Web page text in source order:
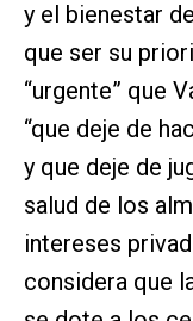
y el bienestar
que ser su
“urgente” que
“que deje de
y que deje de
salud de los
intereses
considera que